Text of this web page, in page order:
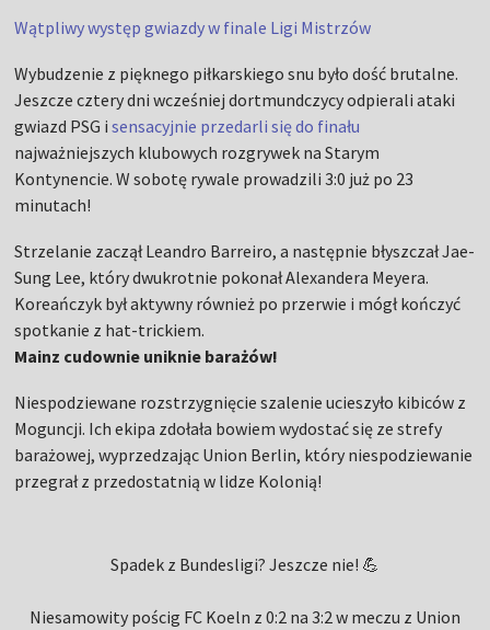
Wątpliwy występ gwiazdy w finale Ligi Mistrzów
Wybudzenie z pięknego piłkarskiego snu było dość brutalne.
Jeszcze cztery dni wcześniej dortmundczycy odpierali ataki
gwiazd PSG isensacyjnie przedarli się do finału
najważniejszych klubowych rozgrywek na Starym
Kontynencie. W sobotę rywale prowadzili 3:0 już po 23
minutach!
Strzelanie zaczął Leandro Barreiro, a następnie błyszczał Jae-
Sung Lee, który dwukrotnie pokonał Alexandera Meyera.
Koreańczyk był aktywny również po przerwie i mógł kończyć
spotkanie z hat-trickiem.
Mainz cudownie uniknie barażów!
Niespodziewane rozstrzygnięcie szalenie ucieszyło kibiców z
Moguncji. Ich ekipa zdołała bowiem wydostać się ze strefy
barażowej, wyprzedzając Union Berlin, który niespodziewanie
przegrał z przedostatnią w lidze Kolonią!
Spadek z Bundesligi? Jeszcze nie! 💪
Niesamowity pościg FC Koeln z 0:2 na 3:2 w meczu z Union